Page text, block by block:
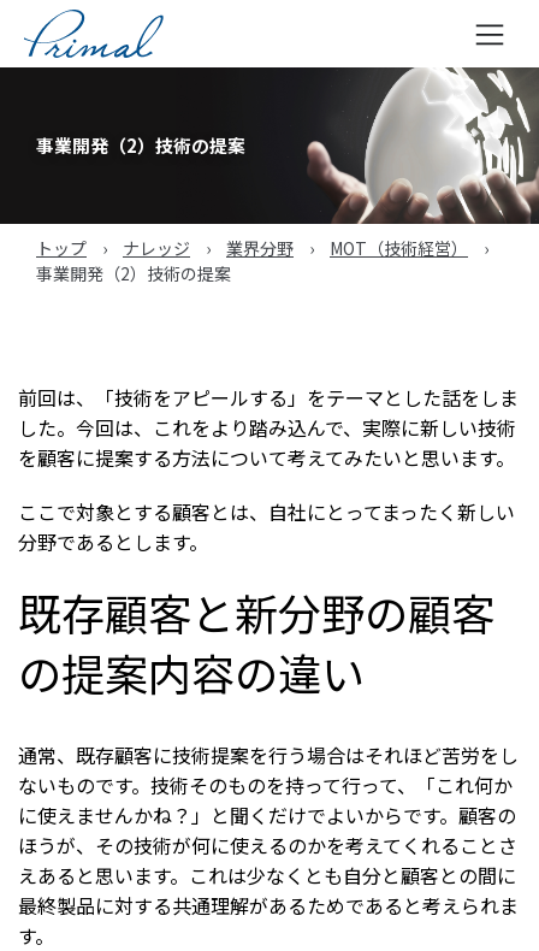
へ
事業開発（2）技術の提案
トップ › ナレッジ › 業界分野 › MOT（技術経営）
›
事業開発（2）技術の提案
前回は、「技術をアピールする」をテーマとした話をしま
した。今回は、これをより踏み込んで、実際に新しい技術
を顧客に提案する方法について考えてみたいと思います。
ここで対象とする顧客とは、自社にとってまったく新しい
分野であるとします。
既存顧客と新分野の顧客
の提案内容の違い
通常、既存顧客に技術提案を行う場合はそれほど苦労をし
ないものです。技術そのものを持って行って、「これ何か
に使えませんかね？」と聞くだけでよいからです。顧客の
ほうが、その技術が何に使えるのかを考えてくれることさ
えあると思います。これは少なくとも自分と顧客との間に
最終製品に対する共通理解があるためであると考えられま
す。